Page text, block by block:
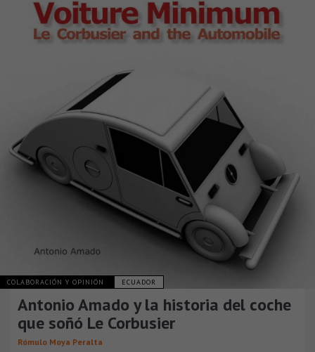
COLABORACIÓN Y OPINIÓN ECUADOR
Antonio Amado y la historia del coche
que soñó Le Corbusier
Rómulo Moya Peralta